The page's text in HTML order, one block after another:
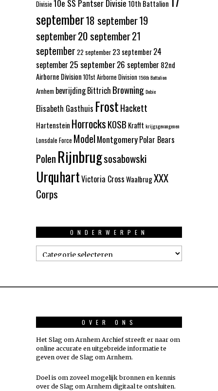
Divisie 10e SS Pantser Divisie 10th Battalion
september18 september19
september20 september21
september 22 september 23 september24
september 25 september26 september 82nd
Airborne Division 101st Airborne Division156th Battalion
Arnhem bevrijdingBittrich BrowningDobie
Elisabeth Gasthuis FrostHackett
Hartenstein HorrocksKOSB Krafft krijgsgevangenen
Lonsdale Force ModelMontgomeryPolar Bears
PolenRijnbrugsosabowski
UrquhartVictoria CrossWaalbrugXXX
Corps
ONDERWERPEN
Onderwerpen
OVER ONS
Het Slag om Arnhem Archief streeft er naar om
online accurate en uitgebreide informatie te
geven over de Slag om Arnhem.
Doel is om zoveel mogelijkbronnen en kennis
over de Slag om Arnhem digitaal te ontsluiten.